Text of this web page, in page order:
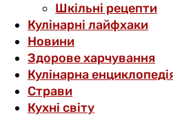
Шкільні рецепти
Кулінарні лайфхаки
Новини
Здорове харчування
Кулінарна
Страви
Кухні світу